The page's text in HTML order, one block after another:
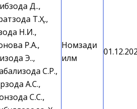
Д.Қ.,
Т.Ҳ.,
Н.И.,
Р.А.,
Э.Қ.,
С.Р.,
А.С.,
С.С.,
Номзади
илм